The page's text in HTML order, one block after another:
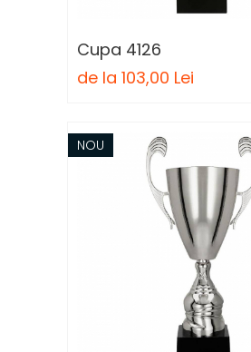
Cupa 4126
de la 103,00 Lei
NOU